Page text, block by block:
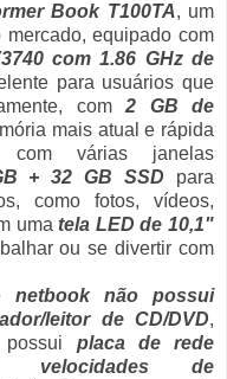
Book T100TA, um
equipado com
com 1.86 GHz de
para usuários que
com2 GB de
mais atual e rápida
com várias janelas
+ 32 GB SSD para
como fotos, vídeos,
umatela LED de 10,1"
ou se divertir com
netbook não possui
leitor de CD/DVD,
possui placa de rede
velocidades de